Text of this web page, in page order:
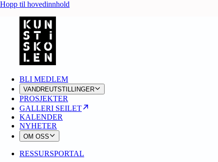
Hopp til hovedinnhold
BLI MEDLEM
VANDREUTSTILLINGER
PROSJEKTER
GALLERI SEILET
KALENDER
NYHETER
OM OSS
RESSURSPORTAL